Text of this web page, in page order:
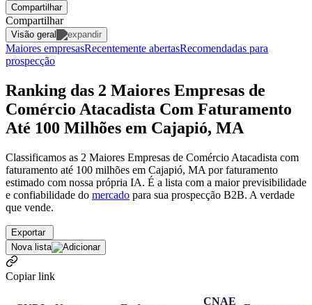
Compartilhar
Compartilhar
Visão geral
Maiores empresasRecentemente abertasRecomendadas para
prospecção
Ranking das 2 Maiores Empresas de
Comércio Atacadista Com Faturamento
Até 100 Milhões em Cajapió, MA
Classificamos as 2 Maiores Empresas de Comércio Atacadista com
faturamento até 100 milhões em Cajapió, MA por faturamento
estimado com nossa própria IA. É a lista com a maior previsibilidade
e confiabilidade do mercado para sua prospecção B2B. A verdade
que vende.
Exportar
Nova lista
Copiar link
CNAE